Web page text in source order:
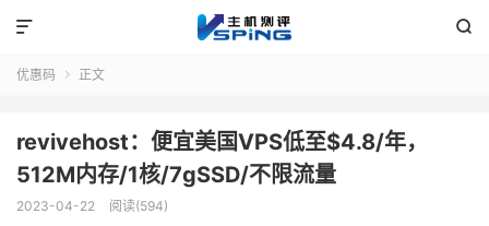


优惠码  正文
revivehost：便宜美国VPS低至$4.8/年，
512M内存/1核/7gSSD/不限流量
2023-04-22 阅读(594)